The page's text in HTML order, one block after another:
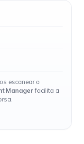
escanear o
Managerfacilita a